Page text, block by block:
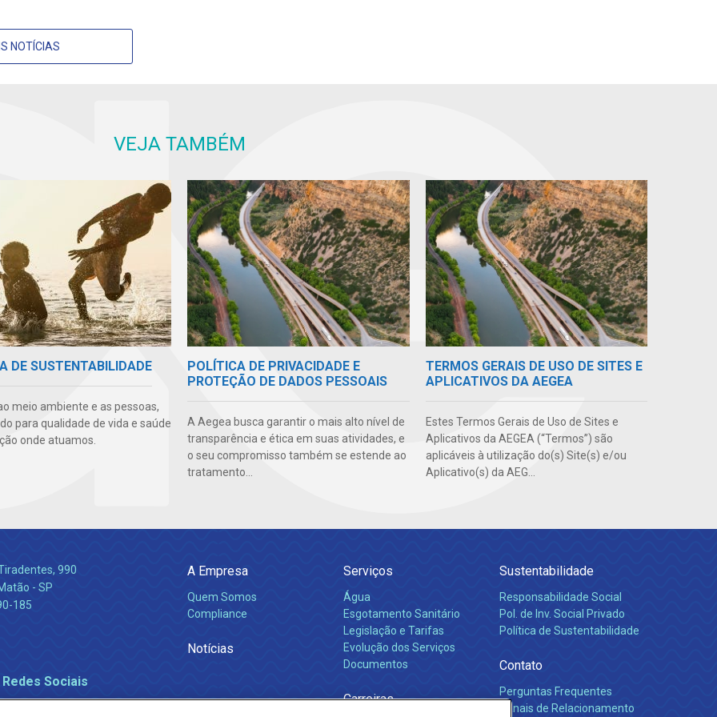
NOTÍCIAS
VEJA TAMBÉM
DE SUSTENTABILIDADE
meio ambiente e as pessoas,
para qualidade de vida e saúde
onde atuamos.
POLÍTICA DE PRIVACIDADE E
PROTEÇÃO DE DADOS PESSOAIS
A Aegea busca garantir o mais alto nível de
transparência e ética em suas atividades, e
o seu compromisso também se estende ao
tratamento...
TERMOS GERAIS DE USO DE SITES E
APLICATIVOS DA AEGEA
Estes Termos Gerais de Uso de Sites e
Aplicativos da AEGEA (“Termos”) são
aplicáveis à utilização do(s) Site(s) e/ou
Aplicativo(s) da AEG...
990
- SP
185
Sociais
A Empresa
Quem Somos
Compliance
Notícias
Serviços
Água
Esgotamento Sanitário
Legislação e Tarifas
Evolução dos Serviços
Documentos
Carreiras
Sustentabilidade
Responsabilidade Social
Pol. de Inv. Social Privado
Política de Sustentabilidade
Contato
Perguntas Frequentes
Canais de Relacionamento